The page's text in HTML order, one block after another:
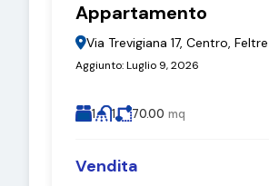
Appartamento
Via Trevigiana 17, Centro,
Aggiunto:Luglio 9, 2026
1 1 70.00 mq
Vendita